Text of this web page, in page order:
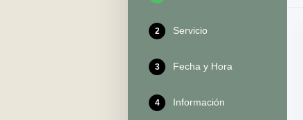
2 Servicio
3 Fecha y Hora
4 Información